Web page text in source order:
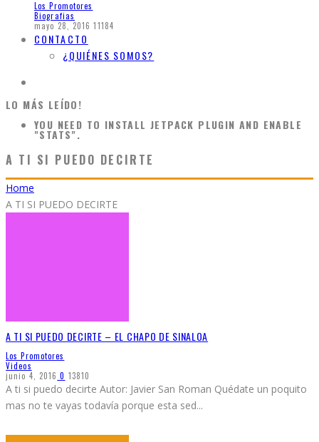
Los Promotores
Biografias
mayo 28, 2016 11184
CONTACTO
¿QUIÉNES SOMOS?
LO MÁS LEÍDO!
YOU NEED TO INSTALL JETPACK PLUGIN AND ENABLE
"STATS".
A TI SI PUEDO DECIRTE
Home
A TI SI PUEDO DECIRTE
A TI SI PUEDO DECIRTE – EL CHAPO DE SINALOA
Los Promotores
Videos
junio 4, 2016 0 13810
A ti si puedo decirte Autor: Javier San Roman Quédate un poquito
mas no te vayas todavía porque esta sed...